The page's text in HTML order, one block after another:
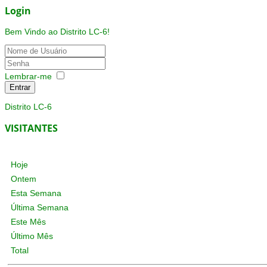
Login
Bem Vindo ao Distrito LC-6!
Lembrar-me
Entrar
Distrito LC-6
VISITANTES
Hoje
Ontem
Esta Semana
Última Semana
Este Mês
Último Mês
Total